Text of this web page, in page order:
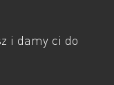
i damy ci do